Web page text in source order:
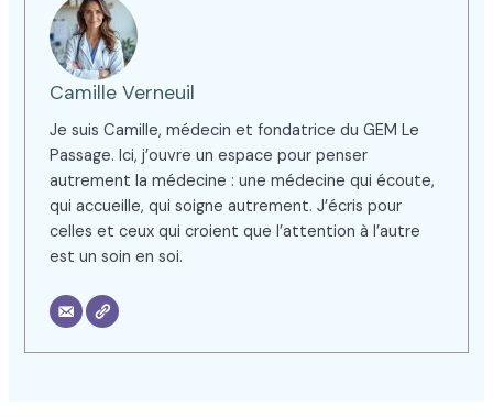
Camille Verneuil
Je suis Camille, médecin et fondatrice du GEM Le
Passage. Ici, j’ouvre un espace pour penser
autrement la médecine : une médecine qui écoute,
qui accueille, qui soigne autrement. J’écris pour
celles et ceux qui croient que l’attention à l’autre
est un soin en soi.